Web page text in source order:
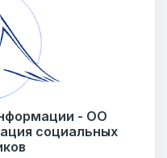
- ОО
социальных